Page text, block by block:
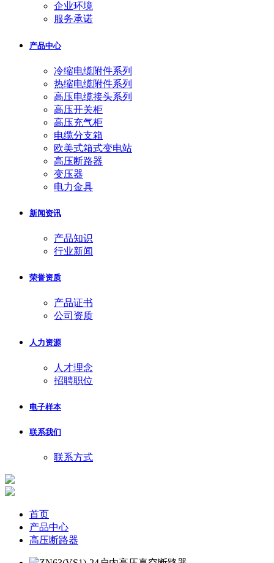
企业环境
服务承诺
产品中心
冷缩电缆附件系列
热缩电缆附件系列
高压电缆接头系列
高压开关柜
高压充气柜
电缆分支箱
欧美式箱式变电站
高压断路器
变压器
电力金具
新闻资讯
产品知识
行业新闻
荣誉资质
产品证书
公司资质
人力资源
人才理念
招聘职位
电子样本
联系我们
联系方式
首页
产品中心
高压断路器